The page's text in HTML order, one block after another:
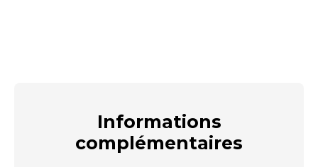
Informations
complémentaires